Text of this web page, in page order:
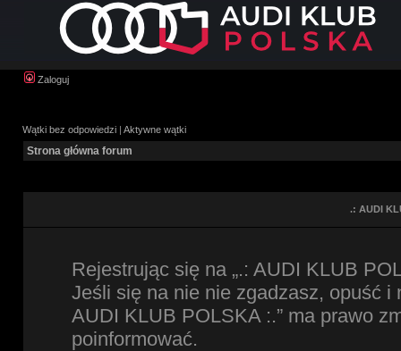
Zaloguj
Wątki bez odpowiedzi | Aktywne wątki
Strona główna forum
.: AUDI
Rejestrując się na „.: AUDI KLUB
Jeśli się na nie nie zgadzasz, opuść i
AUDI KLUB POLSKA :.” ma prawo
poinformować.